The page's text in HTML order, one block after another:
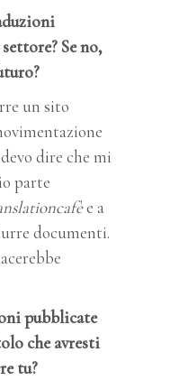
Se no,
un sito
dire che mi
parte
e a
documenti.
pubblicate
che avresti
tu?